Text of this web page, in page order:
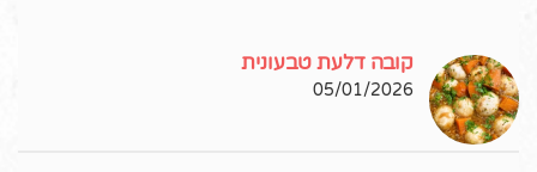
קובה דלעת טבעונית
05/01/2026